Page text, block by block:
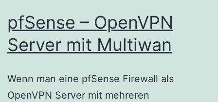
pfSense – OpenVPN
Server mit Multiwan
Wenn man eine pfSense Firewall als
OpenVPN Server mit mehreren